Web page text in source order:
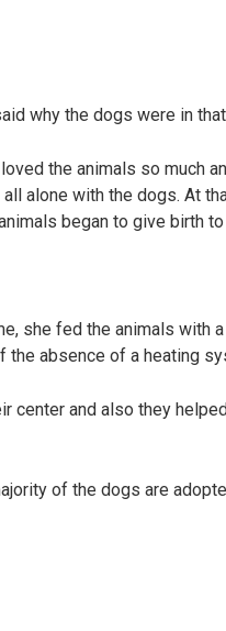
why the dogs were in
the animals so much
alone with the dogs. At
began to give birth
she fed the animals with
absence of a heating
center and also they
of the dogs are